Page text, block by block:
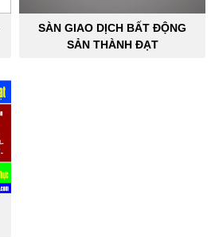
SÀN GIAO DỊCH BẤT ĐỘNG
SẢN THÀNH ĐẠT